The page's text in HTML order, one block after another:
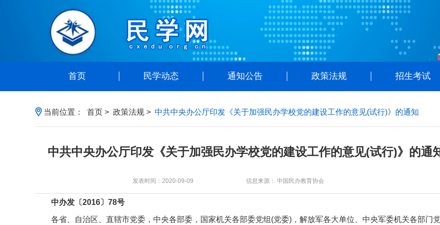
首页 民学动态 通知公告 政策法规 招生考试
当前位置： 首页 > 政策法规 > 中共中央办公厅印发《关于加强民办学校党的建设工作的意见(试行)》的通知
中共中央办公厅印发《关于加强民办学校党的建设工作的意见(试行)》的通
发表时间：2020-09-09 信息来源： 中国民办教育协会
中办发〔2016〕78号
各省、自治区、直辖市党委，中央各部委，国家机关各部委党组(党委)，解放军各大单位、中央军委机关各部门党